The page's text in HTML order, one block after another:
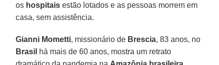
os hospitais estão lotados e as pessoas morrem em
casa, sem assistência.
Gianni Mometti, missionário de Brescia, 83 anos, no
Brasil há mais de 60 anos, mostra um retrato